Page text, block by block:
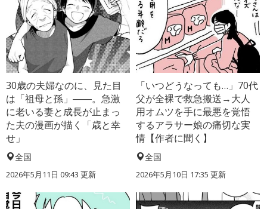
30歳の夫婦なのに、見た目
は「祖母と孫」――。急激
に老いる妻と成長が止まっ
た夫の漫画が描く「歳と幸
せ」
全国
2026年5月11日 09:43 更新
「いつどうなっても…」70代
父が全裸で救急搬送→大人
用オムツを手に最悪を覚悟
するアラサー娘の痛切な実
情【作者に聞く】
全国
2026年5月10日 17:35 更新